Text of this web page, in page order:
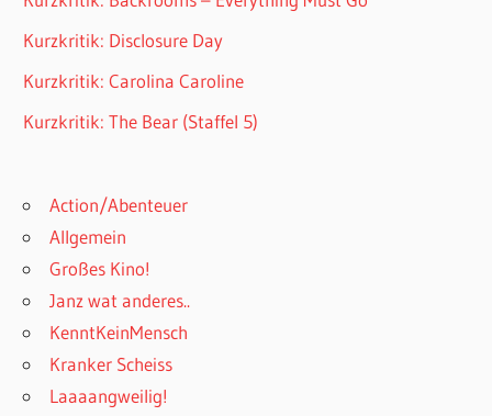
Kurzkritik: Disclosure Day
Kurzkritik: Carolina Caroline
Kurzkritik: The Bear (Staffel 5)
Action/Abenteuer
Allgemein
Großes Kino!
Janz wat anderes..
KenntKeinMensch
Kranker Scheiss
Laaaangweilig!